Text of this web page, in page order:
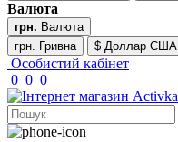
Валюта
грн. Валюта
грн. Гривна
$ Доллар США
Особистий кабінет
0 0 0